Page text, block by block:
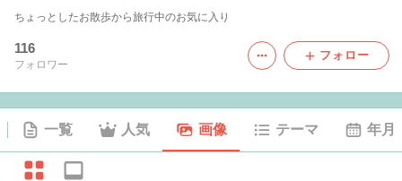
ちょっとしたお散歩から旅行中のお気に入り
116
フォロワー
フォロー
一覧 人気 画像 テーマ 年月